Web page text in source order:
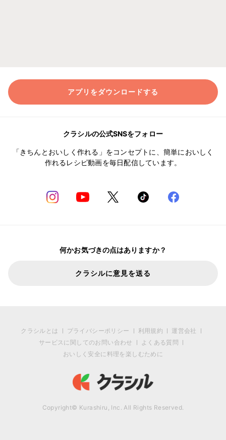
アプリをダウンロードする
クラシルの公式SNSをフォロー
「きちんとおいしく作れる」をコンセプトに、簡単においしく
作れるレシピ動画を毎日配信しています。
何かお気づきの点はありますか？
クラシルに意見を送る
クラシルとは プライバシーポリシー 利用規約
運営会社
サービスに関してのお問い合わせ
よくある質問
おいしく安全に料理を楽しむために
Copyright© Kurashiru, Inc. All Rights Reserved.